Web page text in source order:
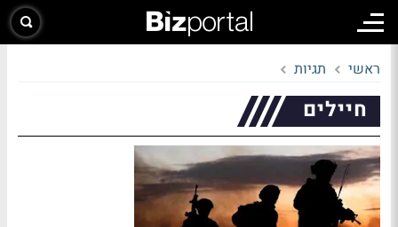
ראשי תגיות
חיילים